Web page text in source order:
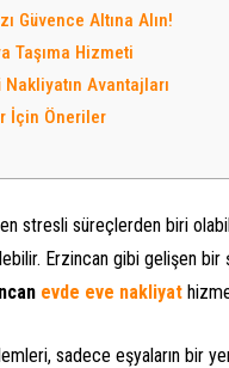
Güvence Altına Alın!
Taşıma Hizmeti
Avantajları
İçin Öneriler
en stresli süreçlerden biri
Erzincan gibi gelişen
evde eve nakliyat
sadece eşyaların bir